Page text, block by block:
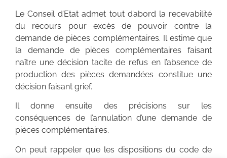
Le Conseil d’Etat admet tout d’abord la recevabilité
du recours pour excès de pouvoir contre la
demande de pièces complémentaires. Il estime que
la demande de pièces complémentaires faisant
naître une décision tacite de refus en l’absence de
production des pièces demandées constitue une
décision faisant grief.
Il donne ensuite des précisions sur les
conséquences de l’annulation d’une demande de
pièces complémentaires.
On peut rappeler que les dispositions du code de